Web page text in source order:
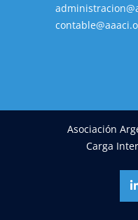
Asociación
Carga